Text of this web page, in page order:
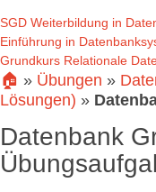
SGD Weiterbildung in
Einführung in
Grundkurs Relationale
🏠 » Übungen »
Lösungen) »
Datenbank